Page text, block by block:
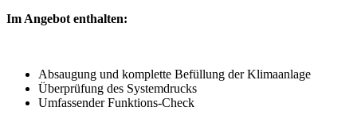
Im Angebot enthalten:
Absaugung und komplette Befüllung der Klimaanlage
Überprüfung des Systemdrucks
Umfassender Funktions-Check